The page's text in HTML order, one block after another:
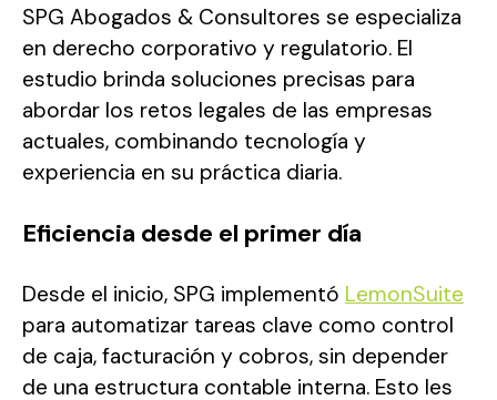
SPG Abogados & Consultores se especializa
en derecho corporativo y regulatorio. El
estudio brinda soluciones precisas para
abordar los retos legales de las empresas
actuales, combinando tecnología y
experiencia en su práctica diaria.
Eficiencia desde el primer día
Desde el inicio, SPG implementó LemonSuite
para automatizar tareas clave como control
de caja, facturación y cobros, sin depender
de una estructura contable interna. Esto les